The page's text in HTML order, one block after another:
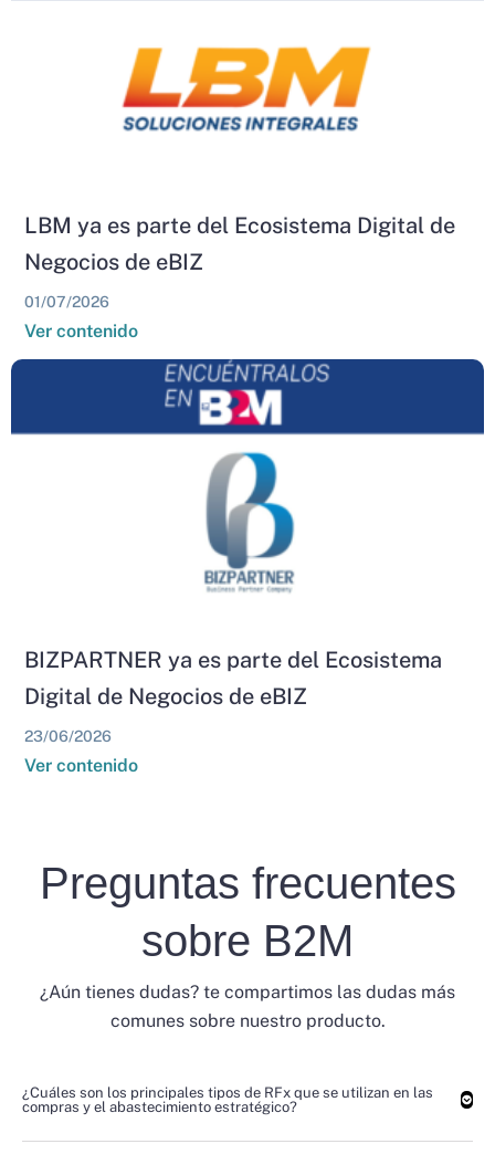
LBM ya es parte del Ecosistema Digital de
Negocios de eBIZ
01/07/2026
Ver contenido
BIZPARTNER ya es parte del Ecosistema
Digital de Negocios de eBIZ
23/06/2026
Ver contenido
Preguntas frecuentes
sobre B2M
¿Aún tienes dudas? te compartimos las dudas más
comunes sobre nuestro producto.
¿Cuáles son los principales tipos de RFx que se utilizan en las
compras y el abastecimiento estratégico?